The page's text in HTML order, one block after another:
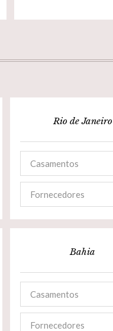
Rio de Janeiro
Casamentos
Fornecedores
Bahia
Casamentos
Fornecedores